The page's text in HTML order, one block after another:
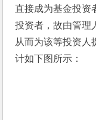
直接成为基金投资
投资者，故由管理
从而为该等投资人
计如下图所示：